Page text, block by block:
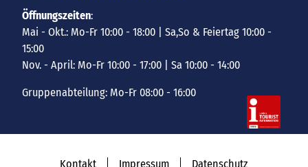
Öffnungszeiten:
Mai - Okt.: Mo-Fr 10:00 - 18:00 | Sa,So & Feiertag 10:00 -
15:00
Nov. - April: Mo-Fr 10:00 - 17:00 | Sa 10:00 - 14:00
Gruppenabteilung: Mo-Fr 08:00 - 16:00
Kontakt Impressum Datenschutz